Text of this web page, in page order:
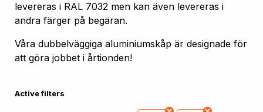
levereras i RAL 7032 men kan även levereras i
andra färger på begäran.
Våra dubbelväggiga aluminiumskåp är designade för
att göra jobbet i årtionden!
Active filters